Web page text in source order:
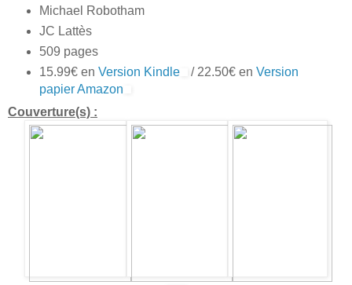
Michael Robotham
JC Lattès
509 pages
15.99€ en Version Kindle / 22.50€ en Version
papier Amazon
Couverture(s) :